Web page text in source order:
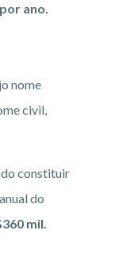
ano.
nome
civil,
constituir
do
mil.